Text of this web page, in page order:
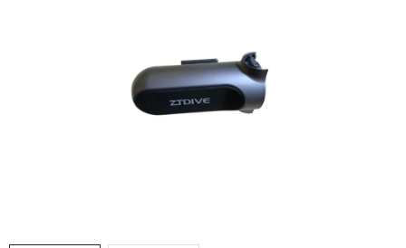
NÁPLNĚ A KAPALINY
Moje objednávka Kontakt
Reklamace a vrácení zboží